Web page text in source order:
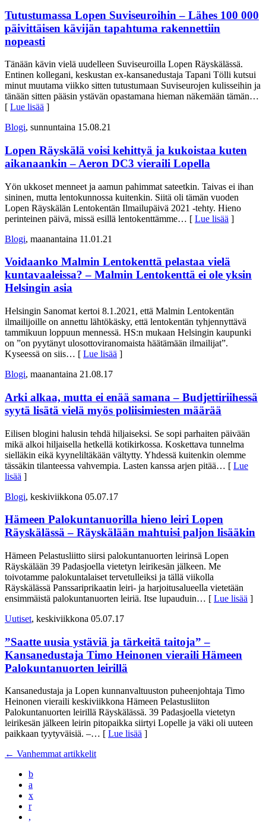
Tutustumassa Lopen Suviseuroihin – Lähes 100 000
päivittäisen kävijän tapahtuma rakennettiin
nopeasti
Tänään kävin vielä uudelleen Suviseuroilla Lopen Räyskälässä.
Entinen kollegani, keskustan ex-kansanedustaja Tapani Tölli kutsui
minut muutama viikko sitten tutustumaan Suviseurojen kulisseihin ja
tänään sitten pääsin ystävän opastamana hieman näkemään tämän…
[ Lue lisää ]
Blogi, sunnuntaina 15.08.21
Lopen Räyskälä voisi kehittyä ja kukoistaa kuten
aikanaankin – Aeron DC3 vieraili Lopella
Yön ukkoset menneet ja aamun pahimmat sateetkin. Taivas ei ihan
sininen, mutta lentokunnossa kuitenkin. Siitä oli tämän vuoden
Lopen Räyskälän Lentokentän Ilmailupäivä 2021 -tehty. Hieno
perinteinen päivä, missä esillä lentokenttämme… [ Lue lisää ]
Blogi, maanantaina 11.01.21
Voidaanko Malmin Lentokenttä pelastaa vielä
kuntavaaleissa? – Malmin Lentokenttä ei ole yksin
Helsingin asia
Helsingin Sanomat kertoi 8.1.2021, että Malmin Lentokentän
ilmailijoille on annettu lähtökäsky, että lentokentän tyhjennyttävä
tammikuun loppuun mennessä. HS:n mukaan Helsingin kaupunki
on ”on pyytänyt ulosottoviranomaista häätämään ilmailijat”.
Kyseessä on siis… [ Lue lisää ]
Blogi, maanantaina 21.08.17
Arki alkaa, mutta ei enää samana – Budjettiriihessä
syytä lisätä vielä myös poliisimiesten määrää
Eilisen blogini halusin tehdä hiljaiseksi. Se sopi parhaiten päivään
mikä alkoi hiljaisella hetkellä kotikirkossa. Koskettava tunnelma
sielläkin eikä kyyneliltäkään vältytty. Yhdessä kuitenkin olemme
tässäkin tilanteessa vahvempia. Lasten kanssa arjen pitää… [ Lue
lisää ]
Blogi, keskiviikkona 05.07.17
Hämeen Palokuntanuorilla hieno leiri Lopen
Räyskälässä – Räyskälään mahtuisi paljon lisääkin
Hämeen Pelastusliitto siirsi palokuntanuorten leirinsä Lopen
Räyskälään 39 Padasjoella vietetyn leirikesän jälkeen. Me
toivotamme palokuntalaiset tervetulleiksi ja tällä viikolla
Räyskälässä Panssariprikaatin leiri- ja harjoitusalueella vietetään
ensimmäistä palokuntanuorten leiriä. Itse lupauduin… [ Lue lisää ]
Uutiset, keskiviikkona 05.07.17
”Saatte uusia ystäviä ja tärkeitä taitoja” –
Kansanedustaja Timo Heinonen vieraili Hämeen
Palokuntanuorten leirillä
Kansanedustaja ja Lopen kunnanvaltuuston puheenjohtaja Timo
Heinonen vieraili keskiviikkona Hämeen Pelastusliiton
Palokuntanuorten leirillä Räyskälässä. 39 Padasjoella vietetyn
leirikesän jälkeen leirin pitopaikka siirtyi Lopelle ja väki oli uuteen
paikkaan tyytyväisiä. –… [ Lue lisää ]
← Vanhemmat artikkelit
b
a
x
r
,